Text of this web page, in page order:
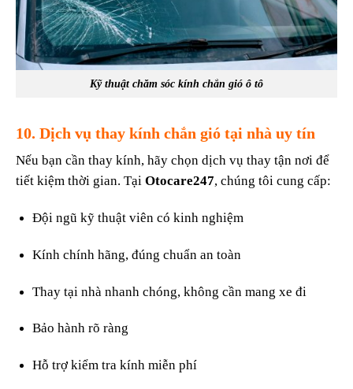
Kỹ thuật chăm sóc kính chắn gió ô tô
10. Dịch vụ thay kính chắn gió tại nhà uy tín
Nếu bạn cần thay kính, hãy chọn dịch vụ thay tận nơi để
tiết kiệm thời gian. Tại Otocare247, chúng tôi cung cấp:
Đội ngũ kỹ thuật viên có kinh nghiệm
Kính chính hãng, đúng chuẩn an toàn
Thay tại nhà nhanh chóng, không cần mang xe đi
Bảo hành rõ ràng
Hỗ trợ kiểm tra kính miễn phí